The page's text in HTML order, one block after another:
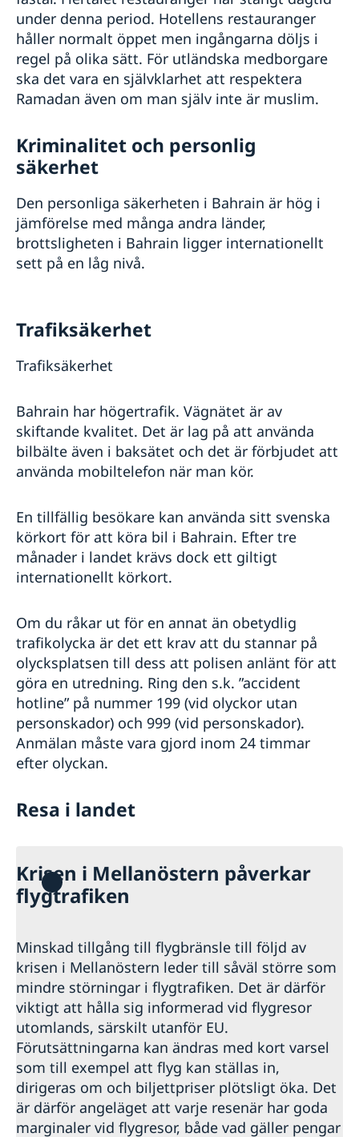
under denna period. Hotellens restauranger
håller normalt öppet men ingångarna döljs i
regel på olika sätt. För utländska medborgare
ska det vara en självklarhet att respektera
Ramadan även om man själv inte är muslim.
Kriminalitet och personlig
säkerhet
Den personliga säkerheten i Bahrain är hög i
jämförelse med många andra länder,
brottsligheten i Bahrain ligger internationellt
sett på en låg nivå.
Trafiksäkerhet
Trafiksäkerhet
Bahrain har högertrafik. Vägnätet är av
skiftande kvalitet. Det är lag på att använda
bilbälte även i baksätet och det är förbjudet att
använda mobiltelefon när man kör.
En tillfällig besökare kan använda sitt svenska
körkort för att köra bil i Bahrain. Efter tre
månader i landet krävs dock ett giltigt
internationellt körkort.
Om du råkar ut för en annat än obetydlig
trafikolycka är det ett krav att du stannar på
olycksplatsen till dess att polisen anlänt för att
göra en utredning. Ring den s.k. ”accident
hotline” på nummer 199 (vid olyckor utan
personskador) och 999 (vid personskador).
Anmälan måste vara gjord inom 24 timmar
efter olyckan.
Resa i landet
Krisen i Mellanöstern påverkar
flygtrafiken
Minskad tillgång till flygbränsle till följd av
krisen i Mellanöstern leder till såväl större som
mindre störningar i flygtrafiken. Det är därför
viktigt att hålla sig informerad vid flygresor
utomlands, särskilt utanför EU.
Förutsättningarna kan ändras med kort varsel
som till exempel att flyg kan ställas in,
dirigeras om och biljettpriser plötsligt öka. Det
är därför angeläget att varje resenär har goda
marginaler vid flygresor, både vad gäller pengar